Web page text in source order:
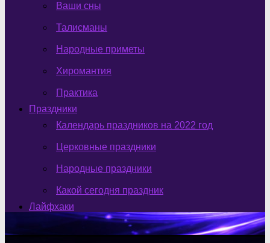
Ваши сны
Талисманы
Народные приметы
Хиромантия
Практика
Праздники
Календарь праздников на 2022 год
Церковные праздники
Народные праздники
Какой сегодня праздник
Лайфхаки